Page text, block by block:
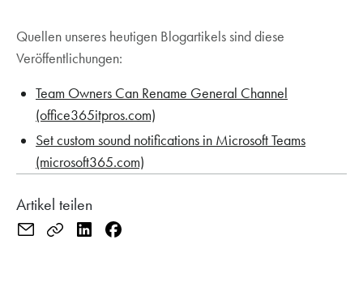
Quellen unseres heutigen Blogartikels sind diese
Veröffentlichungen:
Team Owners Can Rename General Channel
(office365itpros.com)
Set custom sound notifications in Microsoft Teams
(microsoft365.com)
Artikel teilen